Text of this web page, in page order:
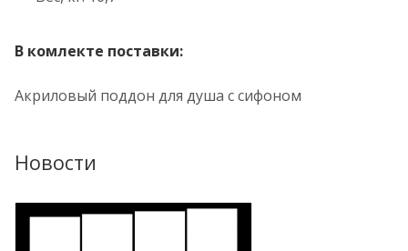
В комлекте поставки:
Акриловый поддон для душа с сифоном
Новости